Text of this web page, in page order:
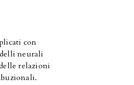
con
neurali
relazioni